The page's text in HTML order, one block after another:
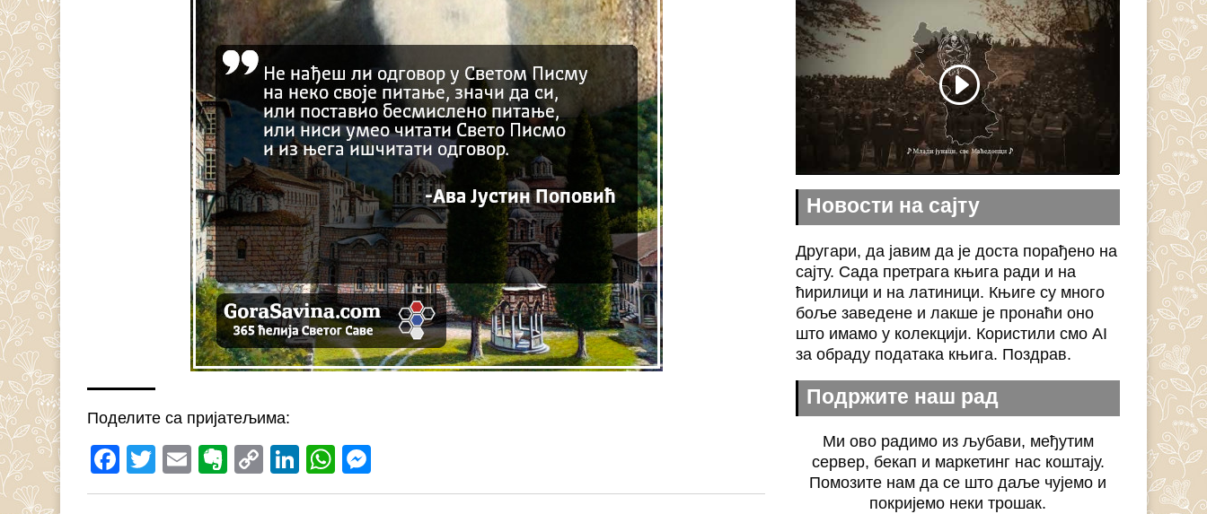
Поделите са пријатељима:
Facebook
Twitter
EmailEvernote
Copy
Link
LinkedIn
WhatsApp
Новости на сајту
Другари, да јавим да је доста порађено на
сајту. Сада претрага књига ради и на
ћирилици и на латиници. Књиге су много
боље заведене и лакше је пронаћи оно
што имамо у колекцији. Користили смо AI
за обраду података књига. Поздрав.
Подржите наш рад
Ми ово радимо из љубави, међутим
сервер, бекап и маркетинг нас коштају.
Помозите нам да се што даље чујемо и
покријемо неки трошак.